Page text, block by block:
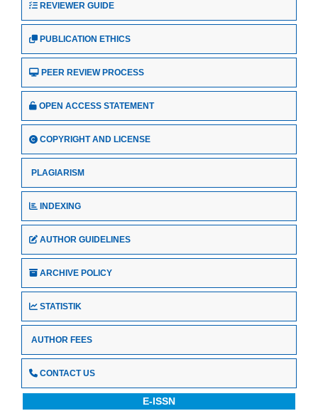
REVIEWER GUIDE
PUBLICATION ETHICS
PEER REVIEW PROCESS
OPEN ACCESS STATEMENT
COPYRIGHT AND LICENSE
PLAGIARISM
INDEXING
AUTHOR GUIDELINES
ARCHIVE POLICY
STATISTIK
AUTHOR FEES
CONTACT US
E-ISSN